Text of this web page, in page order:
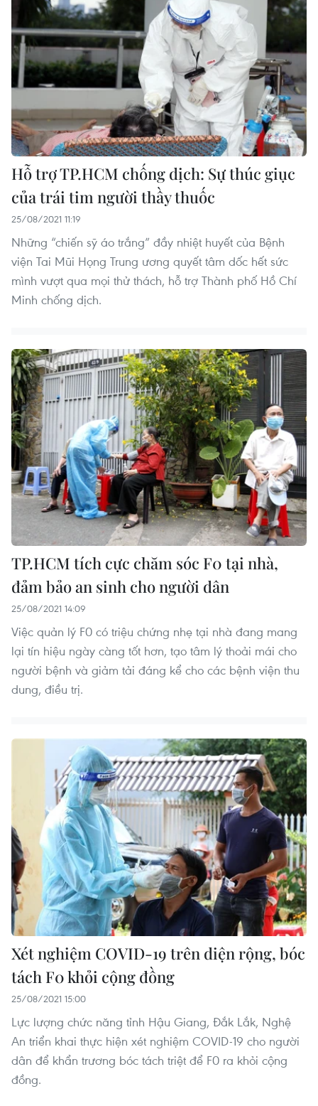
Hỗ trợ TP.HCM chống dịch: Sự thúc giục
của trái tim người thầy thuốc
25/08/2021 11:19
Những “chiến sỹ áo trắng” đầy nhiệt huyết của Bệnh
viện Tai Mũi Họng Trung ương quyết tâm dốc hết sức
mình vượt qua mọi thử thách, hỗ trợ Thành phố Hồ Chí
Minh chống dịch.
​TP.HCM tích cực chăm sóc F0 tại nhà,
đảm bảo an sinh cho người dân
25/08/2021 14:09
Việc quản lý F0 có triệu chứng nhẹ tại nhà đang mang
lại tín hiệu ngày càng tốt hơn, tạo tâm lý thoải mái cho
người bệnh và giảm tải đáng kể cho các bệnh viện thu
dung, điều trị.
Xét nghiệm COVID-19 trên diện rộng, bóc
tách F0 khỏi cộng đồng
25/08/2021 15:00
Lực lượng chức năng tỉnh Hậu Giang, Đắk Lắk, Nghệ
An triển khai thực hiện xét nghiệm COVID-19 cho người
dân để khẩn trương bóc tách triệt để F0 ra khỏi cộng
đồng.